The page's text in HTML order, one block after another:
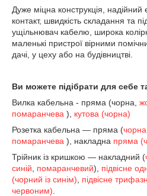
Дуже міцна конструкція, надійний
контакт, швидкість складання та
ущільнювач кабелю, широка
маленькі пристрої вірними
дачі, у цеху або на будівництві.
Ви можете підібрати для себе
Вилка кабельна - пряма (чорна,
помаранчева ), кутова (чорна)
Розетка кабельна — пряма (чорна
помаранчева ), накладна пряма
Трійник із кришкою — накладний (
синій
помаранчевий), підвісне
(чорний із синім)
підвісне
червоним)